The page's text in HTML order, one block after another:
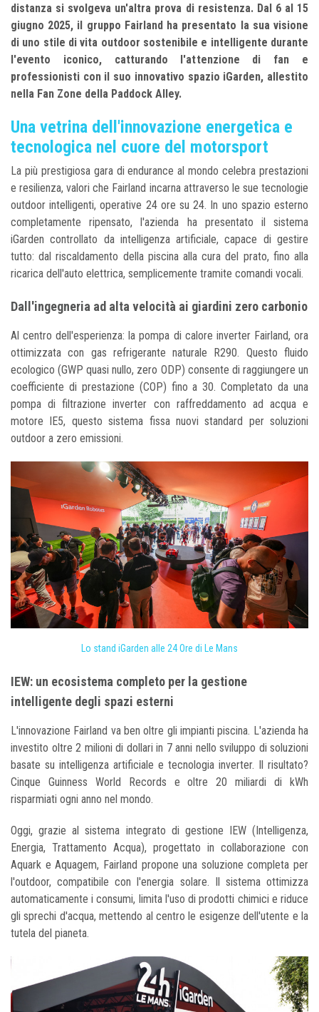
distanza si svolgeva un'altra prova di resistenza. Dal 6 al 15
giugno 2025, il gruppo Fairland ha presentato la sua visione
di uno stile di vita outdoor sostenibile e intelligente durante
l'evento iconico, catturando l'attenzione di fan e
professionisti con il suo innovativo spazio iGarden, allestito
nella Fan Zone della Paddock Alley.
Una vetrina dell'innovazione energetica e
tecnologica nel cuore del motorsport
La più prestigiosa gara di endurance al mondo celebra prestazioni
e resilienza, valori che Fairland incarna attraverso le sue tecnologie
outdoor intelligenti, operative 24 ore su 24. In uno spazio esterno
completamente ripensato, l'azienda ha presentato il sistema
iGarden controllato da intelligenza artificiale, capace di gestire
tutto: dal riscaldamento della piscina alla cura del prato, fino alla
ricarica dell'auto elettrica, semplicemente tramite comandi vocali.
Dall'ingegneria ad alta velocità ai giardini zero carbonio
Al centro dell'esperienza: la pompa di calore inverter Fairland, ora
ottimizzata con gas refrigerante naturale R290. Questo fluido
ecologico (GWP quasi nullo, zero ODP) consente di raggiungere un
coefficiente di prestazione (COP) fino a 30. Completato da una
pompa di filtrazione inverter con raffreddamento ad acqua e
motore IE5, questo sistema fissa nuovi standard per soluzioni
outdoor a zero emissioni.
Lo stand iGarden alle 24 Ore di Le Mans
IEW: un ecosistema completo per la gestione
intelligente degli spazi esterni
L'innovazione Fairland va ben oltre gli impianti piscina. L'azienda ha
investito oltre 2 milioni di dollari in 7 anni nello sviluppo di soluzioni
basate su intelligenza artificiale e tecnologia inverter. Il risultato?
Cinque Guinness World Records e oltre 20 miliardi di kWh
risparmiati ogni anno nel mondo.
Oggi, grazie al sistema integrato di gestione IEW (Intelligenza,
Energia, Trattamento Acqua), progettato in collaborazione con
Aquark e Aquagem, Fairland propone una soluzione completa per
l'outdoor, compatibile con l'energia solare. Il sistema ottimizza
automaticamente i consumi, limita l'uso di prodotti chimici e riduce
gli sprechi d'acqua, mettendo al centro le esigenze dell'utente e la
tutela del pianeta.